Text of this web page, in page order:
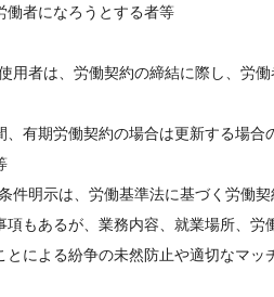
働者になろうとする者等
用者は、労働契約の締結に際し、労
、有期労働契約の場合は更新する場
件明示は、労働基準法に基づく労働
項もあるが、業務内容、就業場所、
による紛争の未然防止や適切なマッ